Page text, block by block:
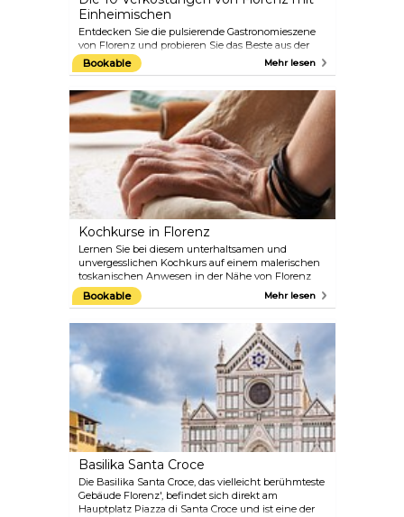
Einheimischen
Entdecken Sie die pulsierende Gastronomieszene
von Florenz und probieren Sie das Beste aus der
toskanischen Gastronomie, während Sie
gleichzeitig diese charmante und historische Stadt
erkunden. Nippen Sie an einem echten
italienischen Espresso, feilschen Sie um frische
Pasta auf dem belebten Sant'Ambrogio Markt und
probieren Sie regionale Köstlichkeiten wie
toskanisches Straßenessen und das beste Gelato in
Florenz. Essen, Kunst und Geschichte in einem.
Was könnte man sich mehr wünschen?
Bookable Mehr lesen
Kochkurse in Florenz
Lernen Sie bei diesem unterhaltsamen und
unvergesslichen Kochkurs auf einem malerischen
toskanischen Anwesen in der Nähe von Florenz
die Grundlagen zweier italienischer
Lieblingsspeisen – Eis und Pizza – kennen.
einem italienischen Profikoch, der in einem 3-
Gänge-Menü mit Vorspeisen, Pizza und Eis gipfelt,
begleitet von Wein und Bier. Außerdem erhält jeder
Teilnehmer ein Rezeptheft, damit Sie Ihre neu
erworbenen Fähigkeiten zu Hause anwenden
können.
Bookable Mehr lesen
Basilika Santa Croce
Die Basilika Santa Croce, das vielleicht berühmteste
Gebäude Florenz', befindet sich direkt am
Hauptplatz Piazza di Santa Croce und ist eine der